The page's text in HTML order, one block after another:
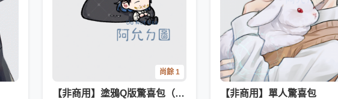
尚餘 1
【非商用】塗鴉Q版驚喜包（＋GIF） 【非商用】單人驚喜包